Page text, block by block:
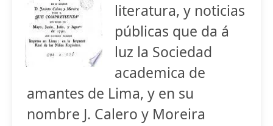
literatura, y noticias
públicas que da á
luz la Sociedad
academica de
amantes de Lima, y en su
nombre J. Calero y Moreira